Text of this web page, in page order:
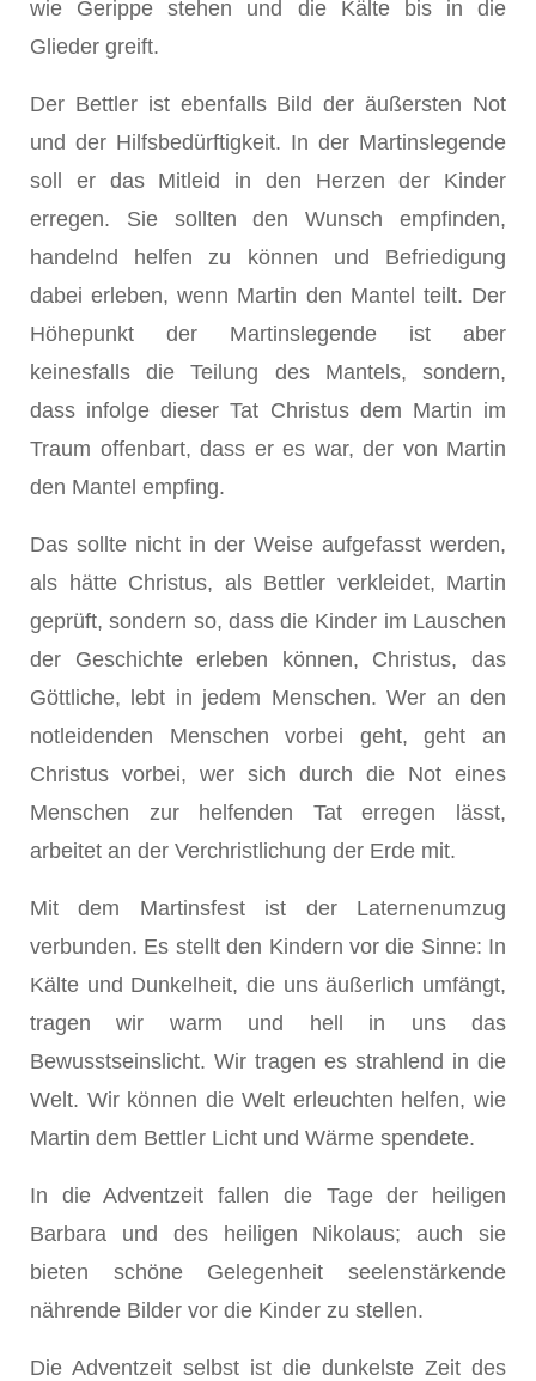
wie Gerippe stehen und die Kälte bis in die
Glieder greift.
Der Bettler ist ebenfalls Bild der äußersten Not
und der Hilfsbedürftigkeit. In der Martinslegende
soll er das Mitleid in den Herzen der Kinder
erregen. Sie sollten den Wunsch empfinden,
handelnd helfen zu können und Befriedigung
dabei erleben, wenn Martin den Mantel teilt. Der
Höhepunkt der Martinslegende ist aber
keinesfalls die Teilung des Mantels, sondern,
dass infolge dieser Tat Christus dem Martin im
Traum offenbart, dass er es war, der von Martin
den Mantel empfing.
Das sollte nicht in der Weise aufgefasst werden,
als hätte Christus, als Bettler verkleidet, Martin
geprüft, sondern so, dass die Kinder im Lauschen
der Geschichte erleben können, Christus, das
Göttliche, lebt in jedem Menschen. Wer an den
notleidenden Menschen vorbei geht, geht an
Christus vorbei, wer sich durch die Not eines
Menschen zur helfenden Tat erregen lässt,
arbeitet an der Verchristlichung der Erde mit.
Mit dem Martinsfest ist der Laternenumzug
verbunden. Es stellt den Kindern vor die Sinne: In
Kälte und Dunkelheit, die uns äußerlich umfängt,
tragen wir warm und hell in uns das
Bewusstseinslicht. Wir tragen es strahlend in die
Welt. Wir können die Welt erleuchten helfen, wie
Martin dem Bettler Licht und Wärme spendete.
In die Adventzeit fallen die Tage der heiligen
Barbara und des heiligen Nikolaus; auch sie
bieten schöne Gelegenheit seelenstärkende
nährende Bilder vor die Kinder zu stellen.
Die Adventzeit selbst ist die dunkelste Zeit des